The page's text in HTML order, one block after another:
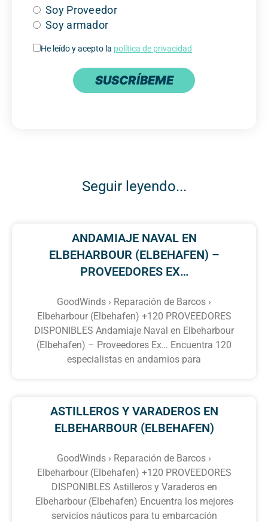
Soy Proveedor
Soy armador
He leído y acepto la política de privacidad
SUSCRÍBEME
Seguir leyendo...
ANDAMIAJE NAVAL EN
ELBEHARBOUR (ELBEHAFEN) –
PROVEEDORES EX…
GoodWinds › Reparación de Barcos ›
Elbeharbour (Elbehafen) +120 PROVEEDORES
DISPONIBLES Andamiaje Naval en Elbeharbour
(Elbehafen) – Proveedores Ex… Encuentra 120
especialistas en andamios para
ASTILLEROS Y VARADEROS EN
ELBEHARBOUR (ELBEHAFEN)
GoodWinds › Reparación de Barcos ›
Elbeharbour (Elbehafen) +120 PROVEEDORES
DISPONIBLES Astilleros y Varaderos en
Elbeharbour (Elbehafen) Encuentra los mejores
servicios náuticos para tu embarcación